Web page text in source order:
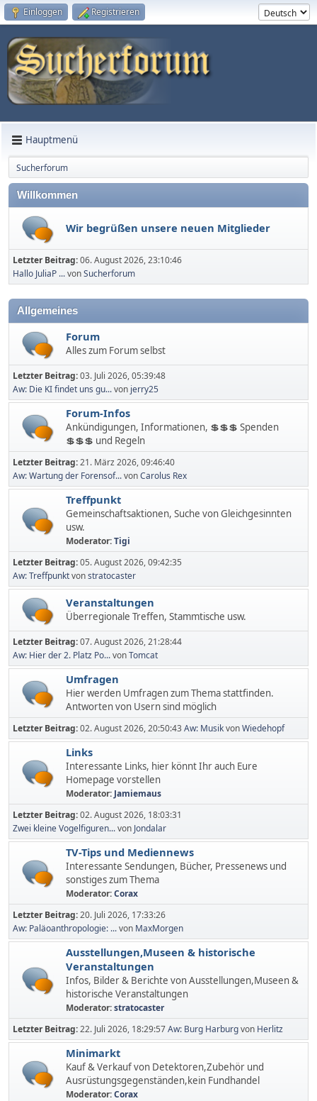
Einloggen Registrieren
Hauptmenü
Sucherforum
Willkommen
Wir begrüßen unsere neuen Mitglieder
Letzter Beitrag:06. August 2026, 23:10:46
Hallo JuliaP ...vonSucherforum
Allgemeines
Forum
Alles zum Forum selbst
Letzter Beitrag:03. Juli 2026, 05:39:48
Aw: Die KI findet uns gu...von jerry25
Forum-Infos
Ankündigungen, Informationen, 💲💲💲 Spenden
💲💲💲 und Regeln
Letzter Beitrag:21. März 2026, 09:46:40
Aw: Wartung der Forensof...vonCarolus Rex
Treffpunkt
Gemeinschaftsaktionen, Suche von Gleichgesinnten
usw.
Moderator:Tigi
Letzter Beitrag:05. August 2026, 09:42:35
Aw: Treffpunktvonstratocaster
Veranstaltungen
Überregionale Treffen, Stammtische usw.
Letzter Beitrag:07. August 2026, 21:28:44
Aw: Hier der 2. Platz Po...vonTomcat
Umfragen
Hier werden Umfragen zum Thema stattfinden.
Antworten von Usern sind möglich
Letzter Beitrag:02. August 2026, 20:50:43Aw: MusikvonWiedehopf
Links
Interessante Links, hier könnt Ihr auch Eure
Homepage vorstellen
Moderator: Jamiemaus
Letzter Beitrag:02. August 2026, 18:03:31
Zwei kleine Vogelfiguren...von Jondalar
TV-Tips und Mediennews
Interessante Sendungen, Bücher, Pressenews und
sonstiges zum Thema
Moderator:Corax
Letzter Beitrag:20. Juli 2026, 17:33:26
Aw: Paläoanthropologie: ...von MaxMorgen
Ausstellungen,Museen & historische
Veranstaltungen
Infos, Bilder & Berichte von Ausstellungen,Museen &
historische Veranstaltungen
Moderator:stratocaster
Letzter Beitrag:22. Juli 2026, 18:29:57Aw: Burg Harburgvon Herlitz
Minimarkt
Kauf & Verkauf von Detektoren,Zubehör und
Ausrüstungsgegenständen,kein Fundhandel
Moderator:Corax